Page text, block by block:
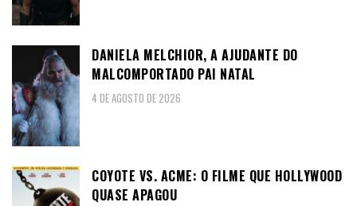
DANIELA MELCHIOR, A AJUDANTE DO
MALCOMPORTADO PAI NATAL
4 DE AGOSTO DE 2026
COYOTE VS. ACME: O FILME QUE HOLLYWOOD
QUASE APAGOU